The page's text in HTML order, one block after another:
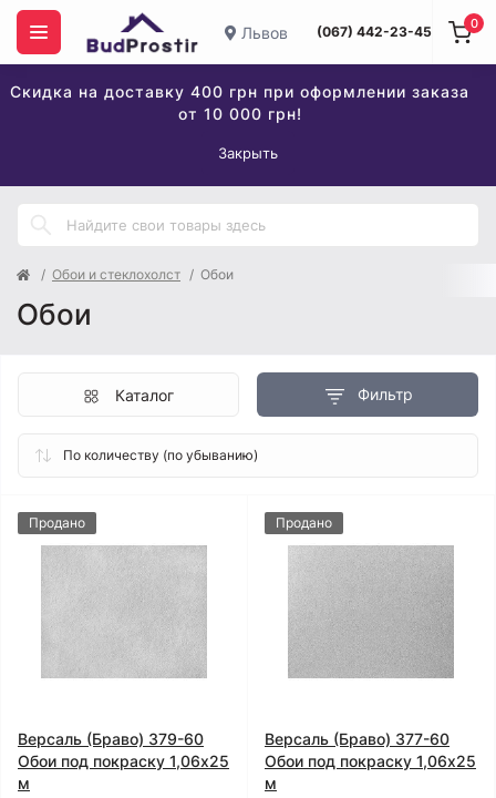
Львов (067) 442-23-45
Скидка на доставку 400 грн при оформлении заказа
от 10 000 грн!
Закрыть
0
Обои и стеклохолст Обои
Обои
Фильтр
Каталог
Продано
Версаль (Браво) 379-60
Обои под покраску 1,06x25
м
Продано
Версаль (Браво) 377-60
Обои под покраску 1,06x25
м